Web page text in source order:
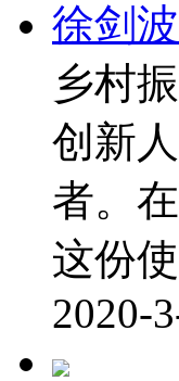
徐剑
乡村
创新
者。
这份
2020-